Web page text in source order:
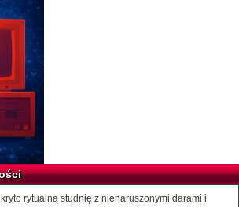
rytualną studnię z nienaruszonymi darami i